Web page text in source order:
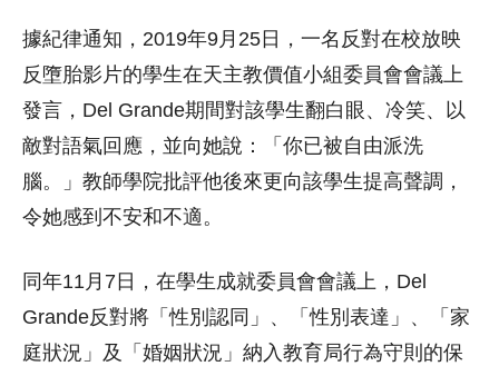
據紀律通知，2019年9月25日，一名反對在校放映
反墮胎影片的學生在天主教價值小組委員會會議上
發言，Del Grande期間對該學生翻白眼、冷笑、以
敵對語氣回應，並向她說：「你已被自由派洗
腦。」教師學院批評他後來更向該學生提高聲調，
令她感到不安和不適。
同年11月7日，在學生成就委員會會議上，Del
Grande反對將「性別認同」、「性別表達」、「家
庭狀況」及「婚姻狀況」納入教育局行為守則的保